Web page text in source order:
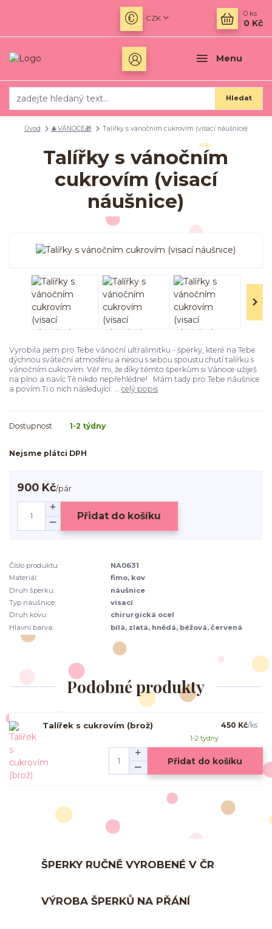
Menu
CZK
Hledat
0 ks
0 Kč
Úvod 🎄VÁNOCE🎁 Talířky s vánočním cukrovím (visací náušnice)
Talířky s vánočním
cukrovím (visací
náušnice)
Vyrobila jsem pro Tebe vánoční ultralimitku - šperky, které na Tebe
dýchnou sváteční atmosféru a nesou s sebou spoustu chutí talířku s
vánočním cukrovím. Věř mi, že díky těmto šperkům si Vánoce užiješ
na plno a navíc Tě nikdo nepřehlédne! Mám tady pro Tebe náušnice
a povím Ti o nich následující: ... celý popis
Dostupnost 1-2 týdny
Nejsme plátci DPH
900 Kč/pár
Přidat do košíku
Číslo produktu:
NA0631
Materiál:
fimo, kov
Druh šperku:
náušnice
Typ náušnice:
visací
Druh kovu:
chirurgická ocel
Hlavní barva:
bílá, zlatá, hnědá, béžová, červená
Podobné produkty
Talířek s cukrovím (brož) 450 Kč/ks
1-2 týdny
Přidat do košíku
ŠPERKY RUČNĚ VYROBENÉ V ČR
VÝROBA ŠPERKŮ NA PŘÁNÍ